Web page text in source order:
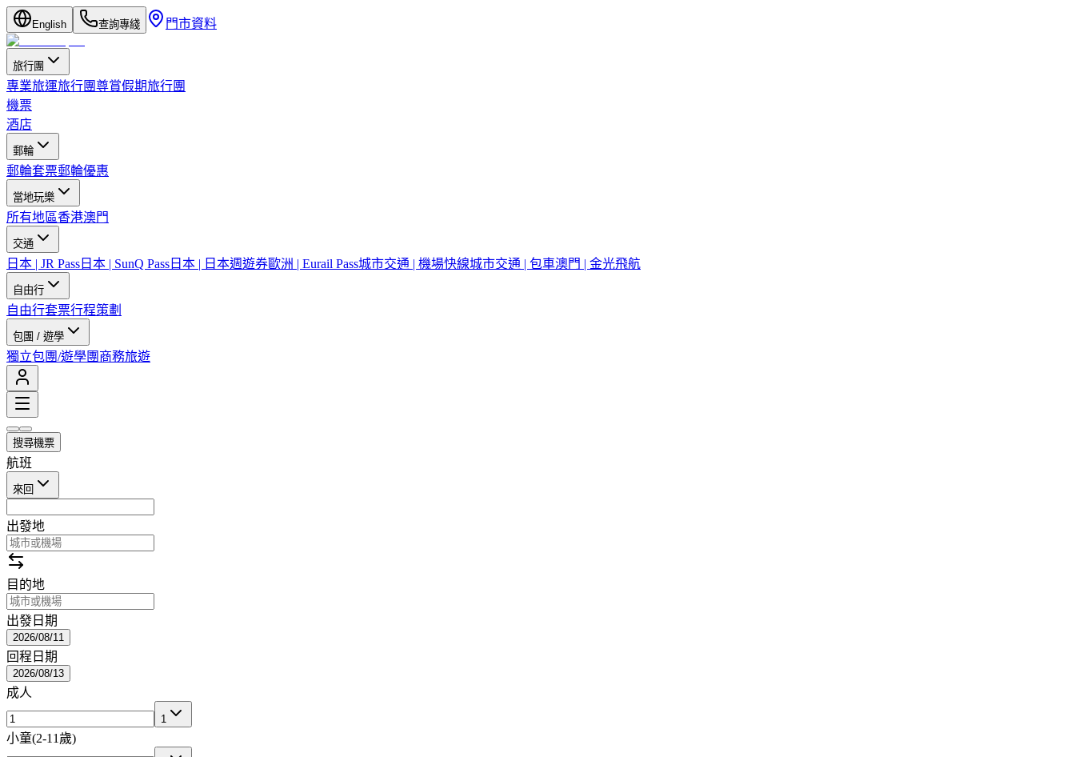
English 查詢專綫 門市資料
旅行團
專業旅運旅行團尊賞假期旅行團
機票
酒店
郵輪
郵輪套票郵輪優惠
當地玩樂
所有地區香港澳門
交通
日本 | JR Pass 日本 | SunQ Pass 日本 | 日本週遊券歐洲 | Eurail Pass城市交通 | 機場快線城市交通 | 包車澳門 | 金光飛航
自由行
自由行套票行程策劃
包團 / 遊學
獨立包團/遊學團 商務旅遊
搜尋機票
航班
來回
出發地
目的地
出發日期
2026/08/11
回程日期
2026/08/13
成人
1
小童(2-11歲)